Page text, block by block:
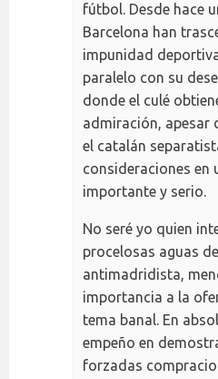
fútbol. Desde hace
Barcelona han
impunidad
paralelo con su
donde el culé
admiración, apesar
el catalán
consideraciones en
importante y serio.
No seré yo quien
procelosas aguas
antimadridista,
importancia a la
tema banal. En
empeño en
forzadas